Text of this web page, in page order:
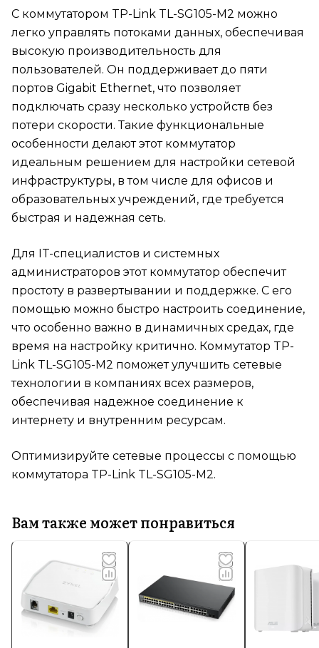
С коммутатором TP-Link TL-SG105-M2 можно
легко управлять потоками данных, обеспечивая
высокую производительность для
пользователей. Он поддерживает до пяти
портов Gigabit Ethernet, что позволяет
подключать сразу несколько устройств без
потери скорости. Такие функциональные
особенности делают этот коммутатор
идеальным решением для настройки сетевой
инфраструктуры, в том числе для офисов и
образовательных учреждений, где требуется
быстрая и надежная сеть.
Для IT-специалистов и системных
администраторов этот коммутатор обеспечит
простоту в развертывании и поддержке. С его
помощью можно быстро настроить соединение,
что особенно важно в динамичных средах, где
время на настройку критично. Коммутатор TP-
Link TL-SG105-M2 поможет улучшить сетевые
технологии в компаниях всех размеров,
обеспечивая надежное соединение к
интернету и внутренним ресурсам.
Оптимизируйте сетевые процессы с помощью
коммутатора TP-Link TL-SG105-M2.
Вам также может понравиться